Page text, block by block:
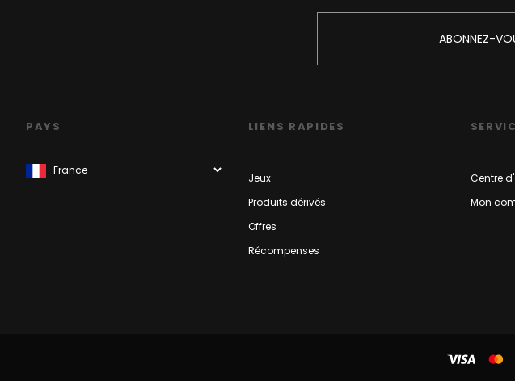
ABONNEZ-
PAYS LIENS RAPIDES
Jeux
Produits dérivés
Offres
Récompenses
Centre
Mon